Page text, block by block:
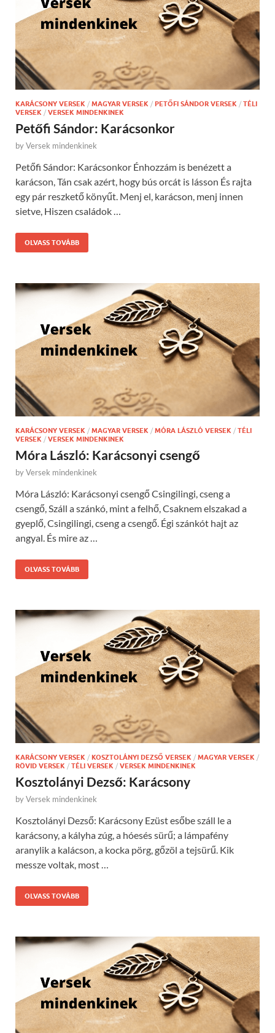
KARÁCSONY VERSEK / MAGYAR VERSEK / PETŐFI SÁNDOR VERSEK / TÉLI
VERSEK / VERSEK MINDENKINEK
Petőfi Sándor: Karácsonkor
byVersek mindenkinek
Petőfi Sándor: Karácsonkor Énhozzám is benézett a
karácson, Tán csak azért, hogy bús orcát is lásson És rajta
egy pár reszkető könyűt. Menj el, karácson, menj innen
sietve, Hiszen családok …
OLVASS TOVÁBB
KARÁCSONY VERSEK / MAGYAR VERSEK / MÓRA LÁSZLÓ VERSEK / TÉLI
VERSEK / VERSEK MINDENKINEK
Móra László: Karácsonyi csengő
byVersek mindenkinek
Móra László: Karácsonyi csengő Csingilingi, cseng a
csengő, Száll a szánkó, mint a felhő, Csaknem elszakad a
gyeplő, Csingilingi, cseng a csengő. Égi szánkót hajt az
angyal. És mire az …
OLVASS TOVÁBB
KARÁCSONY VERSEK / KOSZTOLÁNYI DEZSŐ VERSEK / MAGYAR VERSEK /
RÖVID VERSEK / TÉLI VERSEK / VERSEK MINDENKINEK
Kosztolányi Dezső: Karácsony
byVersek mindenkinek
Kosztolányi Dezső: Karácsony Ezüst esőbe száll le a
karácsony, a kályha zúg, a hóesés sürű; a lámpafény
aranylik a kalácson, a kocka pörg, gőzöl a tejsürű. Kik
messze voltak, most …
OLVASS TOVÁBB